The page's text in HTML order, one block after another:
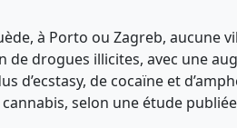
à Porto ou Zagreb, aucune
de drogues illicites, avec une
d’ecstasy, de cocaïne et
selon une étude